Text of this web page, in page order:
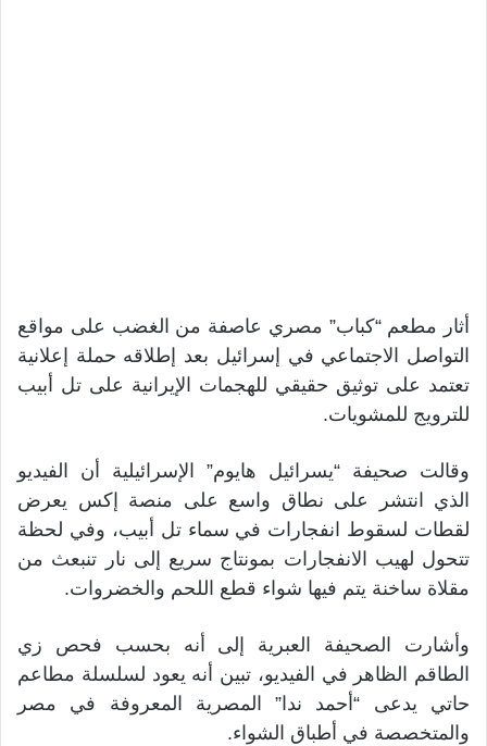
أثار مطعم “كباب” مصري عاصفة من الغضب على مواقع
التواصل الاجتماعي في إسرائيل بعد إطلاقه حملة إعلانية
تعتمد على توثيق حقيقي للهجمات الإيرانية على تل أبيب
للترويج للمشويات.
وقالت صحيفة “يسرائيل هايوم” الإسرائيلية أن الفيديو
الذي انتشر على نطاق واسع على منصة إكس يعرض
لقطات لسقوط انفجارات في سماء تل أبيب، وفي لحظة
تتحول لهيب الانفجارات بمونتاج سريع إلى نار تنبعث من
مقلاة ساخنة يتم فيها شواء قطع اللحم والخضروات.
وأشارت الصحيفة العبرية إلى أنه بحسب فحص زي
الطاقم الظاهر في الفيديو، تبين أنه يعود لسلسلة مطاعم
حاتي يدعى “أحمد ندا” المصرية المعروفة في مصر
والمتخصصة في أطباق الشواء.